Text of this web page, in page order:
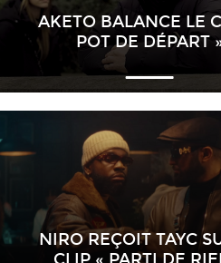
AKETO BALANCE LE
POT DE DÉPART
NIRO REÇOIT TAYC